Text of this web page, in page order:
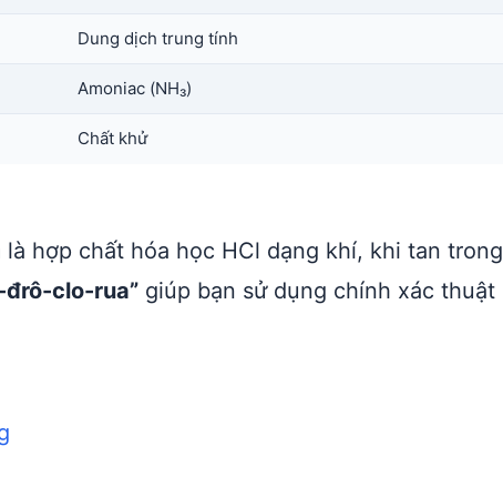
Dung dịch trung tính
Amoniac (NH₃)
Chất khử
hợp chất hóa học HCl dạng khí, khi tan trong
đrô-clo-rua” giúp bạn sử dụng chính xác thuật